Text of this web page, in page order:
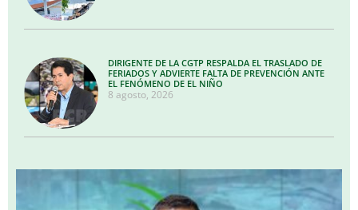
DIRIGENTE DE LA CGTP RESPALDA EL TRASLADO DE
FERIADOS Y ADVIERTE FALTA DE PREVENCIÓN ANTE
EL FENÓMENO DE EL NIÑO
8 agosto, 2026